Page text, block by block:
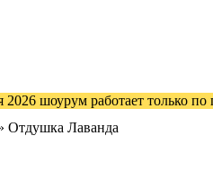
шоурум работает только по
Отдушка Лаванда